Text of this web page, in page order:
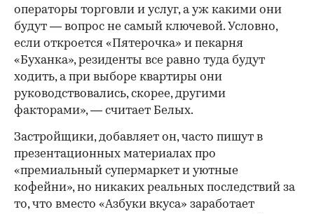
операторы торговли и услуг, а уж какими они
будут — вопрос не самый ключевой. Условно,
если откроется «Пятерочка» и пекарня
«Буханка», резиденты все равно туда будут
ходить, а при выборе квартиры они
руководствовались, скорее, другими
факторами», — считает Белых.
Застройщики, добавляет он, часто пишут в
презентационных материалах про
«премиальный супермаркет и уютные
кофейни», но никаких реальных последствий за
то, что вместо «Азбуки вкуса» заработает